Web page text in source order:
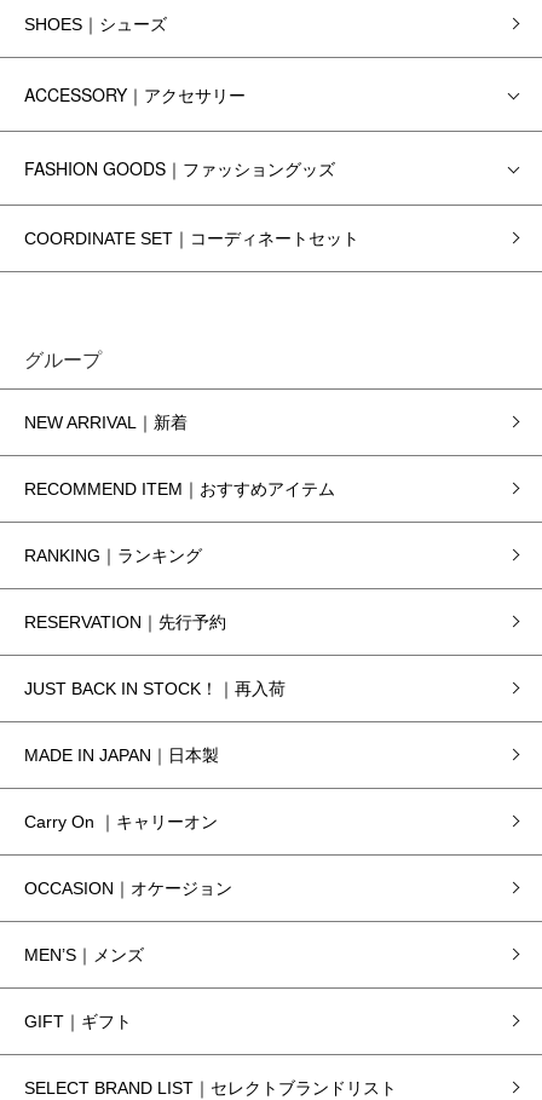
SHOES｜シューズ
ACCESSORY｜アクセサリー
FASHION GOODS｜ファッショングッズ
COORDINATE SET｜コーディネートセット
グループ
NEW ARRIVAL｜新着
RECOMMEND ITEM｜おすすめアイテム
RANKING｜ランキング
RESERVATION｜先行予約
JUST BACK IN STOCK！｜再入荷
MADE IN JAPAN｜日本製
Carry On ｜キャリーオン
OCCASION｜オケージョン
MEN’S｜メンズ
GIFT｜ギフト
SELECT BRAND LIST｜セレクトブランドリスト